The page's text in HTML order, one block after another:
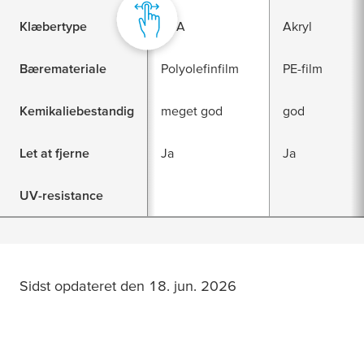
Klæbertype EVA Akryl
Bæremateriale Polyolefinfilm PE-film
Kemikaliebestandig meget god god
Let at fjerne Ja Ja
UV-resistance
Sidst opdateret den 18. jun. 2026